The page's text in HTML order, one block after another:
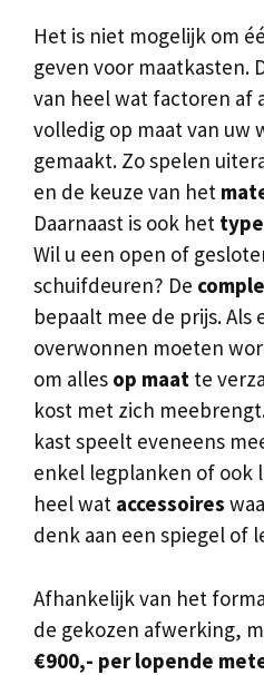
Het is niet mogelijk om
geven voor maatkasten.
van heel wat factoren af
volledig op maat van uw
gemaakt. Zo spelen
en de keuze van het
Daarnaast is ook het
Wil u een open of
schuifdeuren? De
bepaalt mee de prijs. Als
overwonnen moeten
om alles op maat te
kost met zich
kast speelt eveneens
enkel legplanken of ook
heel wat accessoires
denk aan een spiegel of
Afhankelijk van het
de gekozen afwerking,
€900,- per lopende